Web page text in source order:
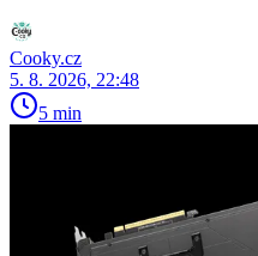
Cooky.cz
5. 8. 2026, 22:48
5 min